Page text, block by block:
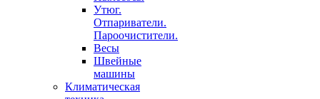
Утюг.
Отпариватели.
Пароочистители.
Весы
Швейные
машины
Климатическая